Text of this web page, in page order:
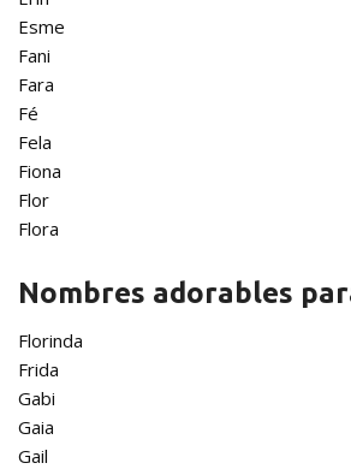
Esme
Fani
Fara
Fé
Fela
Fiona
Flor
Flora
Nombres adorables
Florinda
Frida
Gabi
Gaia
Gail